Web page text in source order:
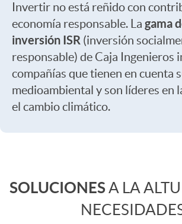
a
d
p
a
r
d
o
i
n
v
Invertir no está reñido con
economía responsable. La gama
inversión ISR (inversión
responsable) de Caja Ingenieros
compañías que tienen en cuenta
medioambiental y son líderes en
el cambio climático.
SOLUCIONESA LA